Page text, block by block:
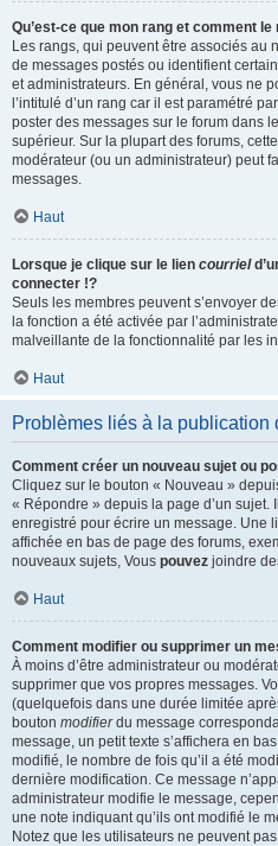
Qu’est-ce que mon rang et comment le
Les rangs, qui peuvent être associés au
de messages postés ou identifient
et administrateurs. En général, vous ne
l’intitulé d’un rang car il est paramétré
poster des messages sur le forum dans
supérieur. Sur la plupart des forums,
modérateur (ou un administrateur) peut
messages.
Haut
Lorsque je clique sur le lien courriel
connecter !?
Seuls les membres peuvent s’envoyer
la fonction a été activée par
malveillante de la fonctionnalité par les
Haut
Problèmes liés à la publication
Comment créer un nouveau sujet ou
Cliquez sur le bouton « Nouveau »
« Répondre » depuis la page d’un sujet.
enregistré pour écrire un message. Une
affichée en bas de page des forums,
nouveaux sujets, Vous pouvez joindre
Haut
Comment modifier ou supprimer un
À moins d’être administrateur ou
supprimer que vos propres messages.
(quelquefois dans une durée limitée
bouton modifierdu message
message, un petit texte s’affichera en
modifié, le nombre de fois qu’il a été
dernière modification. Ce message
administrateur modifie le message,
une note indiquant qu’ils ont modifié le
Notez que les utilisateurs ne peuvent